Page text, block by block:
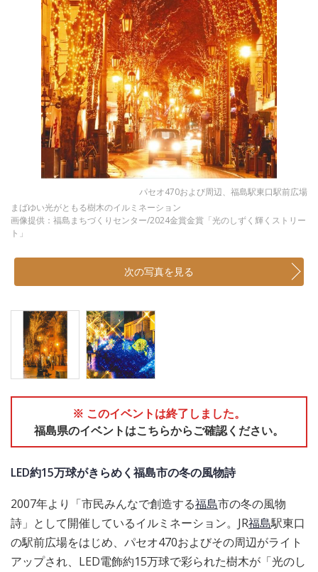
パセオ470および周辺、福島駅東口駅前広場
まばゆい光がともる樹木のイルミネーション
画像提供：福島まちづくりセンター/2024金賞金賞「光のしずく輝くストリー
ト」
次の写真を見る
※ このイベントは終了しました。
福島県のイベントはこちらからご確認ください。
LED約15万球がきらめく福島市の冬の風物詩
2007年より「市民みんなで創造する福島市の冬の風物
詩」として開催しているイルミネーション。JR福島駅東口
の駅前広場をはじめ、パセオ470およびその周辺がライト
アップされ、LED電飾約15万球で彩られた樹木が「光のし